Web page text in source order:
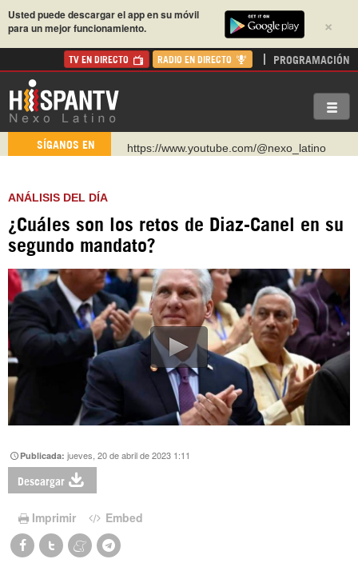
×
Usted puede descargar el app en su móvil
para un mejor funcionamiento.
TV EN DIRECTO RADIO EN DIRECTO PROGRAMACIÓN
SÍGANOS EN
https://www.youtube.com/@nexo_latino
https://urmedium.com/c/hispantv
WhatsApp y Viber: +98 921 79 29 404
https://www.facebook.com/Nexolatino.Canal
ANÁLISIS DEL DÍA
¿Cuáles son los retos de Diaz-Canel en su
segundo mandato?
Publicada:jueves, 20 de abril de 2023 1:11
Descargar
Imprimir Embed